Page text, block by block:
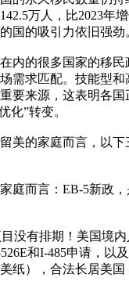
万人，比2023年
国的吸引力依旧强劲
的很多国家的移民
需求匹配。技能型
要来源，这表明各国
化”转变。
的家庭而言，以下
而言：EB-5新政，
有排期！美国境内
和I-485申请，以
纸），合法长居美国